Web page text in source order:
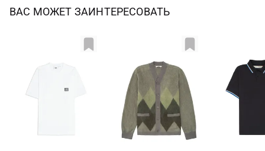
ВАС МОЖЕТ ЗАИНТЕРЕСОВАТЬ